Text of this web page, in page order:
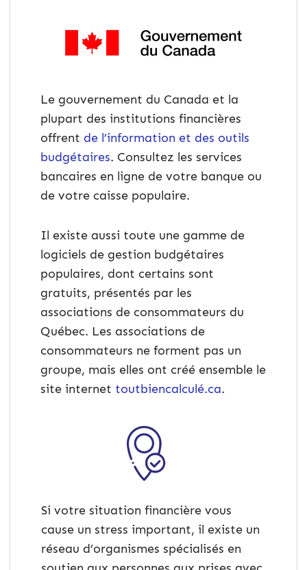
Le gouvernement du Canada et la
plupart des institutions financières
offrent de l’information et des outils
budgétaires. Consultez les services
bancaires en ligne de votre banque ou
de votre caisse populaire.
Il existe aussi toute une gamme de
logiciels de gestion budgétaires
populaires, dont certains sont
gratuits, présentés par les
associations de consommateurs du
Québec. Les associations de
consommateurs ne forment pas un
groupe, mais elles ont créé ensemble le
site internet toutbiencalculé.ca.
Si votre situation financière vous
cause un stress important, il existe un
réseau d’organismes spécialisés en